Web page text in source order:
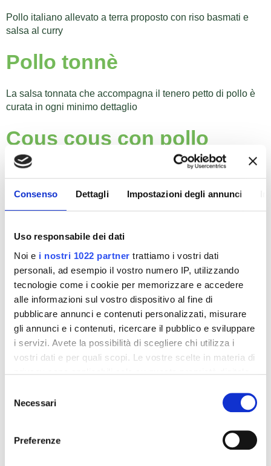
Consenso Dettagli Impostazioni degli annunci
Uso responsabile dei dati
Noi e i nostri 1022 partner trattiamo i vostri dati
personali, ad esempio il vostro numero IP, utilizzando
tecnologie come i cookie per memorizzare e accedere
alle informazioni sul vostro dispositivo al fine di
pubblicare annunci e contenuti personalizzati, misurare
gli annunci e i contenuti, ricercare il pubblico e sviluppare
i servizi. Avete la possibilità di scegliere chi utilizza i
vostri dati e per quali scopi. Le vostre scelte in materia di
privacy sono applicabili solo su questa proprietà digitale
modificare o revocare il proprio consenso in qualsiasi
momento dalla Dichiarazione sui cookie o facendo clic
delNecessari
Preferenze
Pollo italiano allevato a terra proposto con riso basmati e
salsa al curry
Pollo tonnè
La salsa tonnata che accompagna il tenero petto di pollo è
curata in ogni minimo dettaglio
Cous cous con pollo
Dall’originale ricetta nord africana Fileni porta in tavola il
Paella con carne
carne
Brasato di tacchino con
patate
Il brasato è preparato con la fesa di tacchino, cotto con vino
Polpettone a fette con